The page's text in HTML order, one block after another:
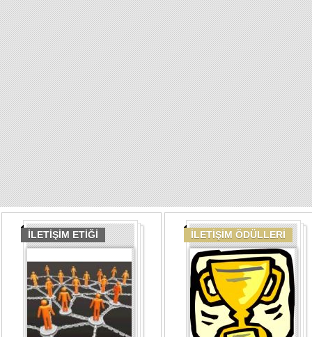
İLETİŞİM ETİĞİ İLETİŞİM ÖDÜLLERİ